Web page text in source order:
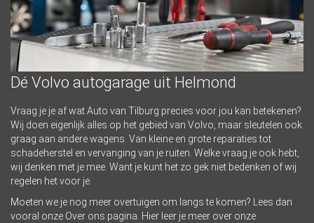
Dé Volvo autogarage uit Helmond
Vraag je je af wat Auto van Tilburg precies voor jou kan betekenen?
Wij doen eigenlijk alles op het gebied van Volvo, maar sleutelen ook
graag aan andere wagens. Van kleine en grote reparaties tot
schadeherstel en vervanging van je ruiten. Welke vraag je ook hebt,
wij denken met je mee. Want je kunt het zo gek niet bedenken of wij
regelen het voor je.
Moeten we je nog meer overtuigen om langs te komen? Lees dan
vooral onze Over ons pagina. Hier leer je meer over onze